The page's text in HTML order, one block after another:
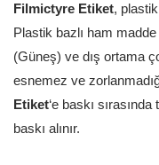
Filmictyre Etiket,
Plastik bazlı ham
(Güneş) ve dış ortama
esnemez ve
Etiket‘e baskı
baskı alınır.